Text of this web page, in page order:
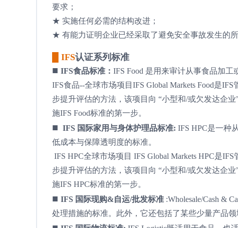
要求；
★ 实施任何必需的结构改进；
★ 有能力证明企业已经采取了避免安全事故发生的所
█ IFS认证系列标准
■ IFS食品标准： IFS Food 是用来审计从事食品加
IFS食品--全球市场项目IFS Global Markets Food是
步提升评估的方法，该项目向 “小型和/或欠发达企
施IFS Food标准的第一步。
■ IFS 国际家用与身体护理品标准: IFS HPC是一种
低成本与保障透明度的标准。
IFS HPC全球市场项目 IFS Global Markets HPC是
步提升评估的方法，该项目向 “小型和/或欠发达企
施IFS HPC标准的第一步。
■ IFS 国际现购&自运/批发标准 :Wholesale/Cash &
处理措施的标准。此外，它还包括了某些少量产品领